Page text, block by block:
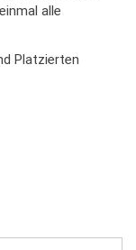
alle
Platzierten